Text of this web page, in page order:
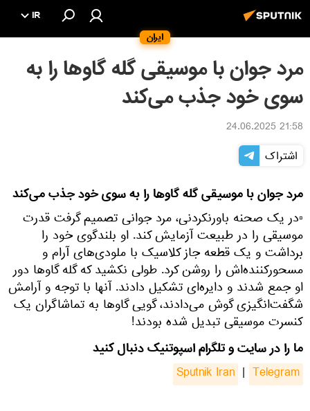
ایران
IR
مرد جوان با موسیقی گله گاوها را به
سوی خود جذب می‌کند
21:58 24.06.2025
اشتراک
مرد جوان با موسیقی گله گاوها را به سوی خود جذب می‌کند
▫در یک صحنه باورنکردنی، مرد جوانی تصمیم گرفت قدرت
موسیقی را در طبیعت آزمایش کند. او بلندگوی خود را
برداشت و یک قطعه جاز کلاسیک با ملودی‌های آرام و
مسحورکننده‌اش را روشن کرد. طولی نکشید که گله گاوها دور
او جمع شدند و دایره‌ای تشکیل دادند. آنها با توجه و آرامش
شگفت‌انگیزی گوش می‌دادند، گویی گاوها به تماشاگران یک
کنسرت موسیقی تبدیل شده بودند!
ما را در سایت و تلگرام اسپوتنیک دنبال کنید
Sputnik Iran | Telegram